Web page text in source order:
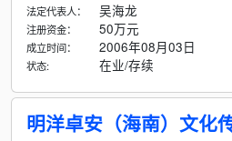
法定代表人： 吴海龙
注册资金： 50万元
成立时间： 2006年08月03日
状态: 在业/存续
明洋卓安（海南）文化